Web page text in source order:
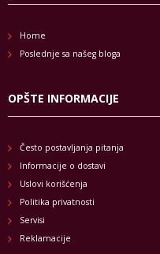
Home
Poslednje sa našeg bloga
OPŠTE INFORMACIJE
Često postavljanja pitanja
Informacije o dostavi
Uslovi korišćenja
Politika privatnosti
Servisi
Reklamacije